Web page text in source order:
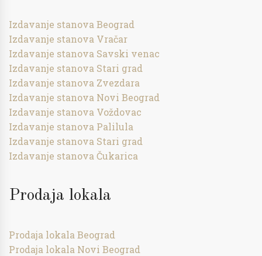
Izdavanje stanova Beograd
Izdavanje stanova Vračar
Izdavanje stanova Savski venac
Izdavanje stanova Stari grad
Izdavanje stanova Zvezdara
Izdavanje stanova Novi Beograd
Izdavanje stanova Voždovac
Izdavanje stanova Palilula
Izdavanje stanova Stari grad
Izdavanje stanova Čukarica
Prodaja lokala
Prodaja lokala Beograd
Prodaja lokala Novi Beograd